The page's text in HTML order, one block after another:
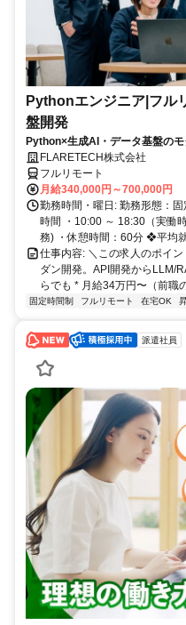
Pythonエンジニア|フル
盤開発
Python×生成AI・データ基盤の
LLM/RAG・データ活用まで、AI
以下・年休123日・フルリモート
FLARETECH株式会社
フルリモート
月給340,000円～700,000円
勤務時間・曜日: 勤務形態：
時間 ・10:00 ～ 18:30（実働
務) ・休憩時間：60分 ❖平均
仕事内容: ＼この求人のポイ
ダン開発。API開発からLLM/
らでも * 月給34万円〜（前職
固定時間制 フルリモート 在宅OK
派遣社員